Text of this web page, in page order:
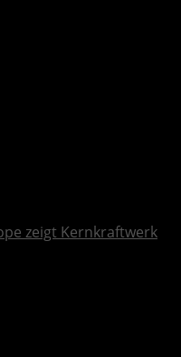
zeigt Kernkraftwerk